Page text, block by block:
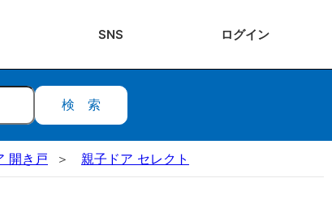
SNS ログイン
検索
開き戸 親子ドア セレクト